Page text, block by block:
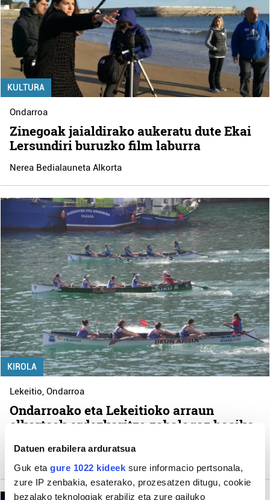
Datuen erabilera arduratsua
Guk eta gure 1022 kideek sure informacio pertsonala,
zure IP zenbakia, esaterako, prozesatzen ditugu, cookie
bezalako teknologiak erabiliz eta zure gailuko
KULTURA
Ondarroa
Zinegoak jaialdirako aukeratu dute Ekai
Lersundiri buruzko film laburra
Nerea Bedialauneta Alkorta
KIROLA
Lekeitio,Ondarroa
Ondarroako eta Lekeitioko arraun
elkarteek ordezkaritza zabalagaz hasiko
Mutriku